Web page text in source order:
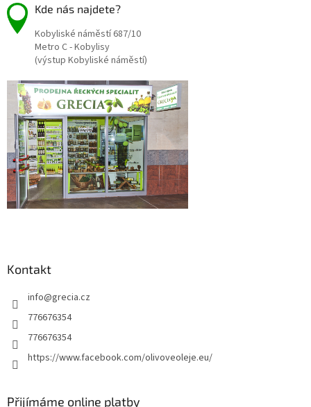
Kde nás najdete?
Kobyliské náměstí 687/10
Metro C - Kobylisy
(výstup Kobyliské náměstí)
Kontakt
info@grecia.cz
776676354
776676354
https://www.facebook.com/olivoveoleje.eu/
Přijímáme online platby